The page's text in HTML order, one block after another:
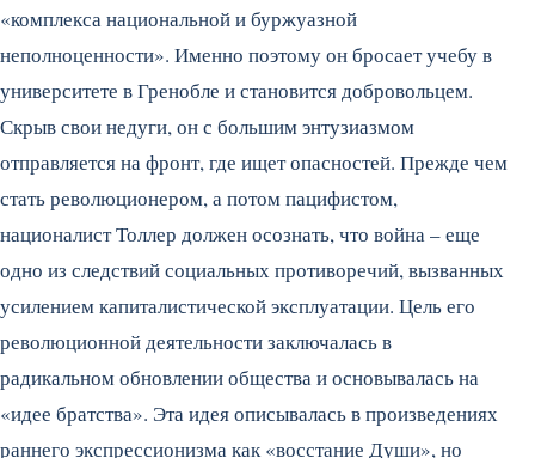
«комплекса национальной и буржуазной
неполноценности». Именно поэтому он бросает учебу в
университете в Гренобле и становится добровольцем.
Скрыв свои недуги, он с большим энтузиазмом
отправляется на фронт, где ищет опасностей. Прежде чем
стать революционером, а потом пацифистом,
националист Толлер должен осознать, что война – еще
одно из следствий социальных противоречий, вызванных
усилением капиталистической эксплуатации. Цель его
революционной деятельности заключалась в
радикальном обновлении общества и основывалась на
«идее братства». Эта идея описывалась в произведениях
раннего экспрессионизма как «восстание Души», но